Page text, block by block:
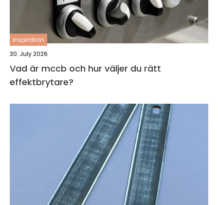
inspiration
30. July 2026
Vad är mccb och hur väljer du rätt
effektbrytare?